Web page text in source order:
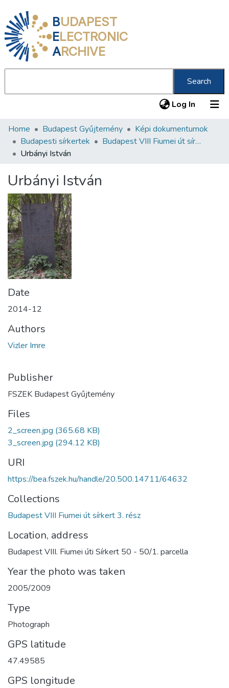
BUDAPEST
ELECTRONIC
ARCHIVE
Search
Log In (current)
Communities & Collections
All of DSpace
About us
Home Budapest Gyűjtemény
Képi dokumentumok
Budapesti sírkertek
Budapest VIII Fiumei út sírkert 3. rész
Urbányi István
Urbányi István
Date
2014-12
Authors
Vizler Imre
Publisher
FSZEK Budapest Gyűjtemény
Files
2_screen.jpg (365.68 KB)
3_screen.jpg (294.12 KB)
URI
https://bea.fszek.hu/handle/20.500.14711/64632
Collections
Budapest VIII Fiumei út sírkert 3. rész
Location, address
Budapest VIII. Fiumei úti Sírkert 50 - 50/1. parcella
Year the photo was taken
2005/2009
Type
Photograph
GPS latitude
47.49585
GPS longitude